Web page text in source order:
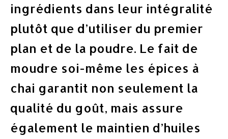
ingrédients dans leur intégralité
plutôt que d’utiliser du premier
plan et de la poudre. Le fait de
moudre soi-même les épices à
chai garantit non seulement la
qualité du goût, mais assure
également le maintien d’huiles